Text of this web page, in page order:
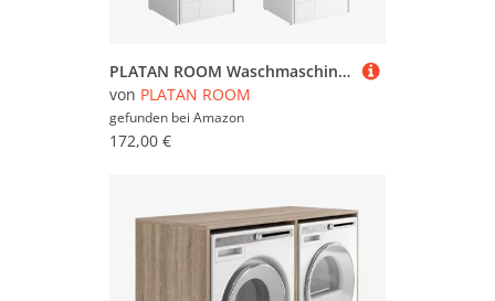
PLATAN ROOM Waschmaschinenschrank Badezimmer Hochschrank Überbauschrank für Waschmaschine und Wäschetrockner 210 x 65 x 50/56 cm weiß (Weiß matt/Weiß Hochglanz, 56 cm tief)
von PLATAN ROOM
gefunden bei Amazon
172,00 €